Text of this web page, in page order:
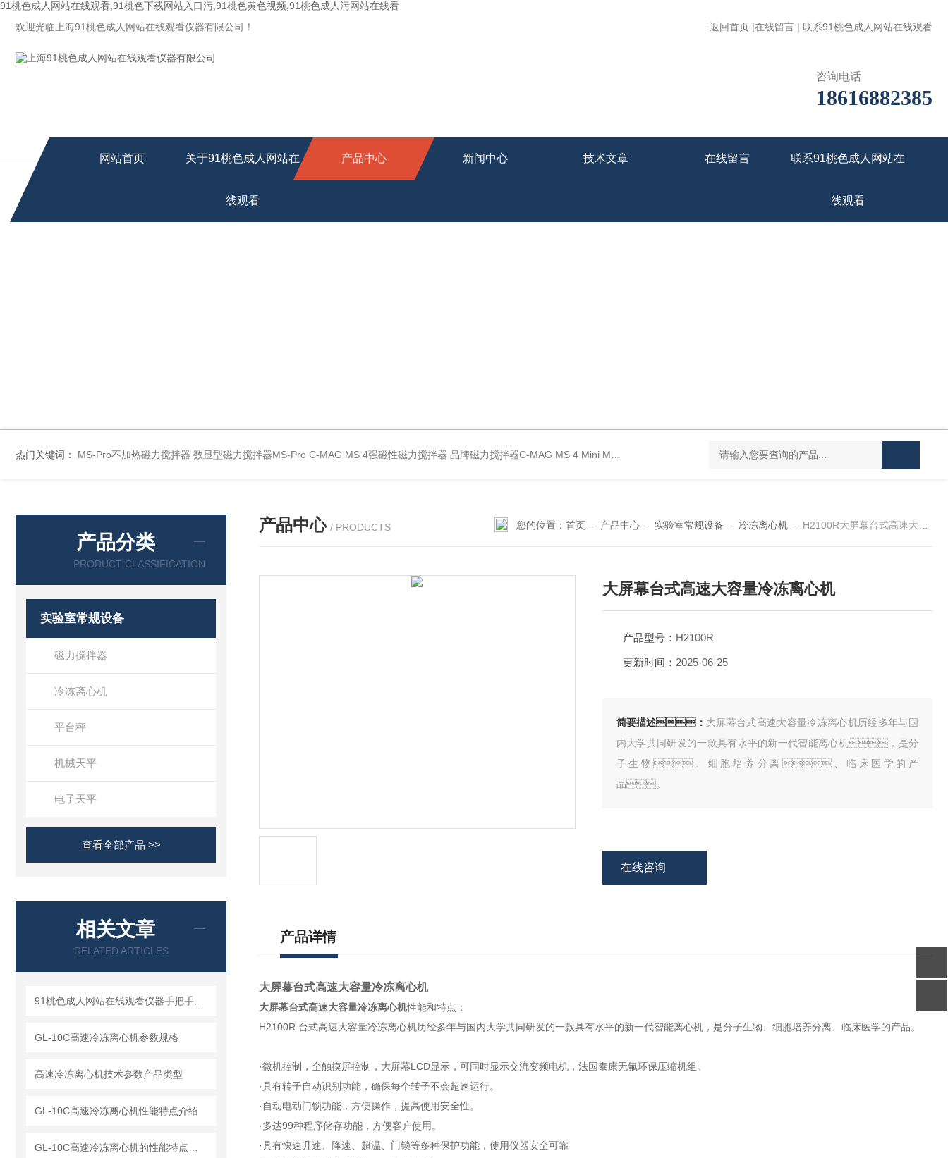
91桃色成人网站在线观看,91桃色下载网站入口污,91桃色黄色视频,91桃色成人污网站在线看
欢迎光临上海91桃色成人网站在线观看仪器有限公司！
返回首页 |在线留言 | 联系91桃色成人网站在线观看
咨询电话
18616882385
网站首页 关于91桃色成人网站在
线观看
产品中心 新闻中心 技术文章 在线留言 联系91桃色成人网站在
线观看
热门关键词： MS-Pro不加热磁力搅拌器 数显型磁力搅拌器MS-Pro C-MAG MS 4强磁性磁力搅拌器 品牌磁力搅拌器C-MAG MS 4 Mini MR standard IKA磁力搅拌器 Mini MR standard IKAMAG磁力搅拌器
产品分类
PRODUCT CLASSIFICATION
实验室常规设备
磁力搅拌器
冷冻离心机
平台秤
机械天平
电子天平
查看全部产品 >>
相关文章
RELATED ARTICLES
GL-10C高速冷冻离心机参数规格
高速冷冻离心机技术参数产品类型
GL-10C高速冷冻离心机性能特点介绍
产品中心 / PRODUCTS 您的位置： 首页- 产品中心- 实验室常规设备 - 冷冻离心机- H2100R大屏幕台式高速大容量冷冻离心机
大屏幕台式高速大容量冷冻离心机
产品型号： H2100R
更新时间： 2025-06-25
简要描述： 大屏幕台式高速大容量冷冻离心机历经多年与国
内大学共同研发的一款具有水平的新一代智能离心机，是分
子生物、细胞培养分离、临床医学的产
品。
在线咨询
产品详情
大屏幕台式高速大容量冷冻离心机
大屏幕台式高速大容量冷冻离心机性能和特点：
H2100R 台式高速大容量冷冻离心机历经多年与国内大学共同研发的一款具有水平的新一代智能离心机，是分子生物、细胞培养分离、临床医学的产品。
·微机控制，全触摸屏控制，大屏幕LCD显示，可同时显示交流变频电机，法国泰康无氟环保压缩机组。
·具有转子自动识别功能，确保每个转子不会超速运行。
·自动电动门锁功能，方便操作，提高使用安全性。
·多达99种程序储存功能，方便客户使用。
·具有快速升速、降速、超温、门锁等多种保护功能，使用仪器安全可靠